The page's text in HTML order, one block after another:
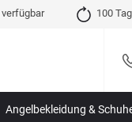
100
Angelbekleidung &